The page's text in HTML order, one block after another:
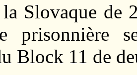
Slovaque de
prisonnière
Block 11 de